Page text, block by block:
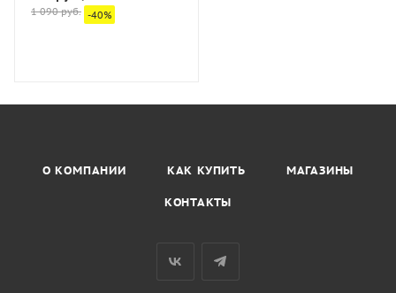
1 090руб. -40%
О КОМПАНИИ КАК КУПИТЬ МАГАЗИНЫ
КОНТАКТЫ